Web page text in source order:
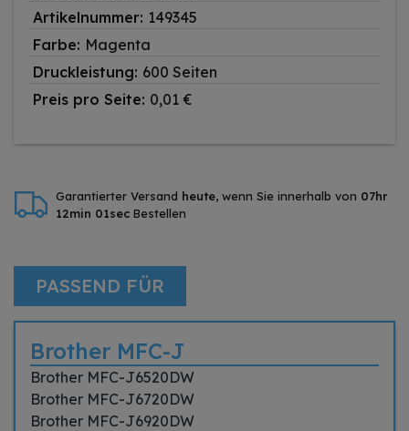
Artikelnummer: 149345
Farbe: Magenta
Druckleistung: 600 Seiten
Preis pro Seite: 0,01 €
Garantierter Versand heute, wenn Sie innerhalb von 07hr
12min 00sec Bestellen
PASSEND FÜR
Brother MFC-J
Brother MFC-J6520DW
Brother MFC-J6720DW
Brother MFC-J6920DW